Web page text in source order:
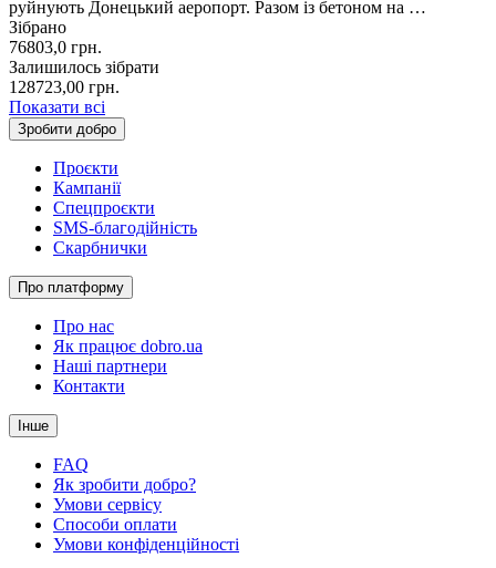
руйнують Донецький аеропорт. Разом із бетоном на …
Зібрано
76803,0 грн.
Залишилось зібрати
128723,00 грн.
Показати всі
Зробити добро
Проєкти
Кампанії
Спецпроєкти
SMS-благодійність
Скарбнички
Про платформу
Про нас
Як працює dobro.ua
Наші партнери
Контакти
Інше
FAQ
Як зробити добро?
Умови сервісу
Способи оплати
Умови конфіденційності